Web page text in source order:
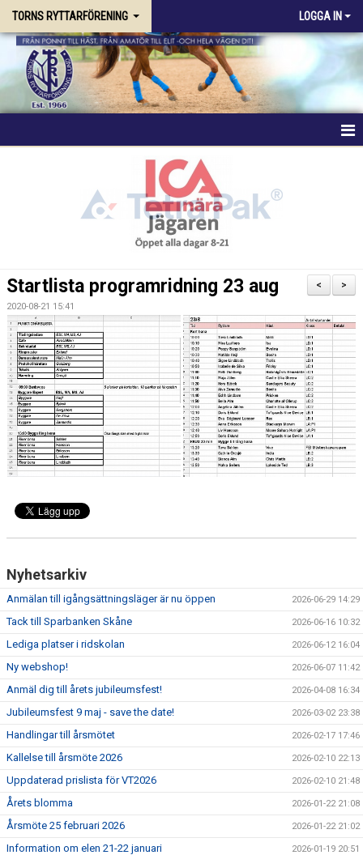
TORNS RYTTARFÖRENING LOGGA IN
STALLPLATS
TÄVLING
ANLÄGGNING
RIDHUSKALENDER
KONTAKT
KLUBBSHOP
HIPPOCRATES
STÖTTA TORNS
LEKTIONSPLANERING RIDSKOLA
>
<
Startlista programridning 23 aug
2020-08-21 15:41
Nyhetsarkiv
Anmälan till igångsättningsläger är nu öppen 2026-06-29 14:29
Tack till Sparbanken Skåne 2026-06-16 10:32
Lediga platser i ridskolan 2026-06-12 16:04
Ny webshop! 2026-06-07 11:42
Anmäl dig till årets jubileumsfest! 2026-04-08 16:34
Jubileumsfest 9 maj - save the date! 2026-03-02 23:38
Handlingar till årsmötet 2026-02-17 17:46
Kallelse till årsmöte 2026 2026-02-10 22:13
Uppdaterad prislista för VT2026 2026-02-10 21:48
Årets blomma 2026-01-22 21:08
Årsmöte 25 februari 2026 2026-01-22 21:02
Information om elen 21-22 januari 2026-01-19 20:51